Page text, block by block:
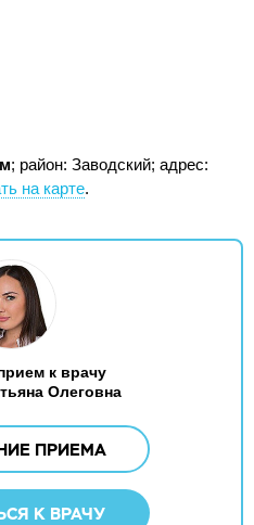
; район: Заводский; адрес:
на карте.
к врачу
Олеговна
ПРИЕМА
К ВРАЧУ